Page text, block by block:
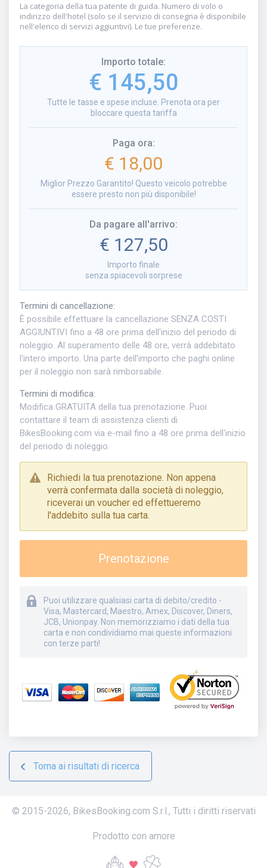
La categoria della tua patente di guida. Numero di volo o
indirizzo dell'hotel (solo se il servizio di consegna è disponibile
nell'elenco di servizi aggiuntivi). Le tue preferenze.
Importo totale:
€ 145,50
Tutte le tasse e spese incluse. Prenota ora per
bloccare questa tariffa
Paga ora:
€ 18,00
Miglior Prezzo Garantito! Questo veicolo potrebbe
essere presto non più disponibile!
Da pagare all'arrivo:
€ 127,50
Importo finale
senza spiacevoli sorprese
Termini di cancellazione:
È possibile effettuare la cancellazione SENZA COSTI
AGGIUNTIVI fino a 48 ore prima dell'inizio del periodo di
noleggio. Al superamento delle 48 ore, verrà addebitato
l'intero importo. Una parte dell'importo che paghi online
per il noleggio non sarà rimborsabile.
Termini di modifica:
Modifica GRATUITA della tua prenotazione. Puoi
contattare il team di assistenza clienti di
BikesBooking.com via e-mail fino a 48 ore prima dell'inizio
del periodo di noleggio.
Richiedi la tua prenotazione. Non appena
verrà confermata dalla società di noleggio,
riceverai un voucher ed effettueremo
l'addebito sulla tua carta.
Prenotazione
Puoi utilizzare qualsiasi carta di debito/credito -
Visa, Mastercard, Maestro, Amex, Discover, Diners,
JCB, Unionpay. Non memorizziamo i dati della tua
carta e non condividiamo mai queste informazioni
con terze parti!
Torna ai risultati di ricerca
© 2015-2026, BikesBooking.com S.r.l., Tutti i diritti riservati
Prodotto con amore